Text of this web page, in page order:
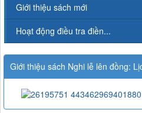
Giới thiệu sách mới
Hoạt động điều tra điền...
Giới thiệu sách Nghi lễ lên đồng: